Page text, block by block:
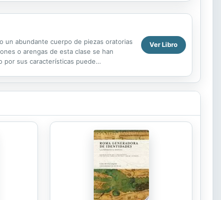
un abundante cuerpo de piezas oratorias
o arengas de esta clase se han
por sus características puede
Ver Libro